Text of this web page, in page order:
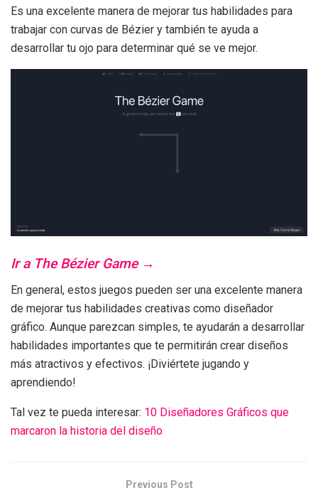
Es una excelente manera de mejorar tus habilidades para
trabajar con curvas de Bézier y también te ayuda a
desarrollar tu ojo para determinar qué se ve mejor.
Ir a The Bézier Game →
En general, estos juegos pueden ser una excelente manera
de mejorar tus habilidades creativas como diseñador
gráfico. Aunque parezcan simples, te ayudarán a desarrollar
habilidades importantes que te permitirán crear diseños
más atractivos y efectivos. ¡Diviértete jugando y
aprendiendo!
Tal vez te pueda interesar: 10 Diseñadores Gráficos que
marcaron la historia del diseño
Previous Post